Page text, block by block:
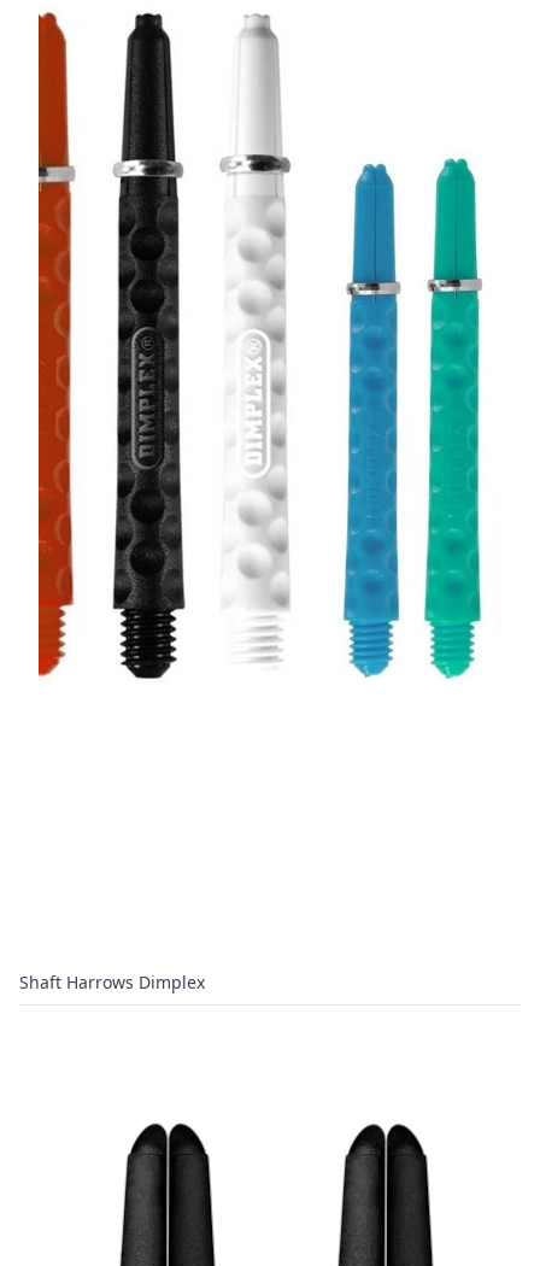
Shaft Harrows Dimplex